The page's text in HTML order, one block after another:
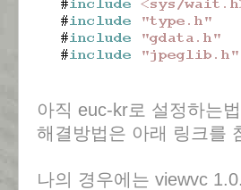
아직 euc-kr로 설정하는
해결방법은 아래 링크를
나의 경우에는 viewvc